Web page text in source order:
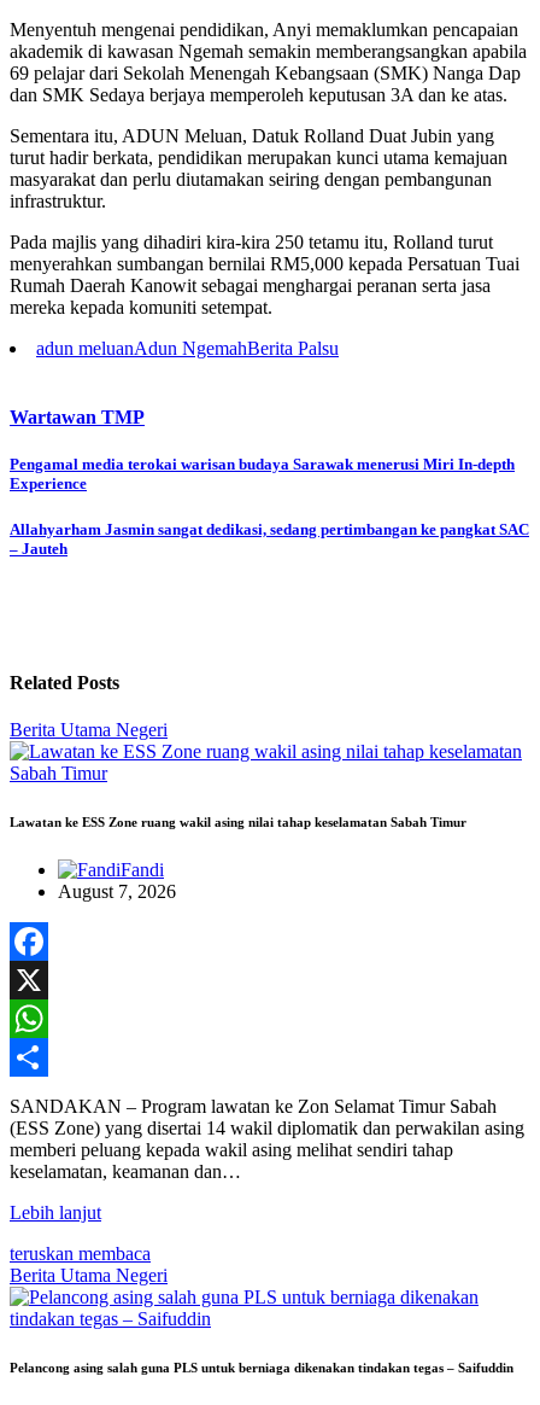
Menyentuh mengenai pendidikan, Anyi memaklumkan pencapaian
akademik di kawasan Ngemah semakin memberangsangkan apabila
69 pelajar dari Sekolah Menengah Kebangsaan (SMK) Nanga Dap
dan SMK Sedaya berjaya memperoleh keputusan 3A dan ke atas.
Sementara itu, ADUN Meluan, Datuk Rolland Duat Jubin yang
turut hadir berkata, pendidikan merupakan kunci utama kemajuan
masyarakat dan perlu diutamakan seiring dengan pembangunan
infrastruktur.
Pada majlis yang dihadiri kira-kira 250 tetamu itu, Rolland turut
menyerahkan sumbangan bernilai RM5,000 kepada Persatuan Tuai
Rumah Daerah Kanowit sebagai menghargai peranan serta jasa
mereka kepada komuniti setempat.
adun meluanAdun NgemahBerita Palsu
Wartawan TMP
Post
navigation
Pengamal media terokai warisan budaya Sarawak menerusi Miri In-depth
Experience
Allahyarham Jasmin sangat dedikasi, sedang pertimbangan ke pangkat SAC
– Jauteh
Related Posts
Berita Utama Negeri
Lawatan ke ESS Zone ruang wakil asing nilai tahap keselamatan Sabah Timur
Fandi
August 7, 2026
Facebook
X
WhatsApp
Share
SANDAKAN – Program lawatan ke Zon Selamat Timur Sabah
(ESS Zone) yang disertai 14 wakil diplomatik dan perwakilan asing
memberi peluang kepada wakil asing melihat sendiri tahap
keselamatan, keamanan dan…
Lebih lanjut
teruskan membaca
Berita Utama Negeri
Pelancong asing salah guna PLS untuk berniaga dikenakan tindakan tegas – Saifuddin